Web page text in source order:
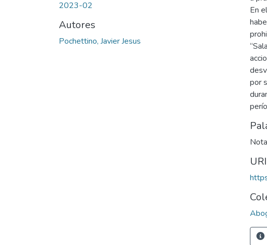
2023-02
Autores
Pochettino, Javier Jesus
En
por
URI